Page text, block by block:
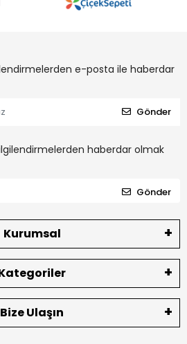
e-posta ile haberdar
Gönder
haberdar olmak
Gönder
Kurumsal
Bize Ulaşın